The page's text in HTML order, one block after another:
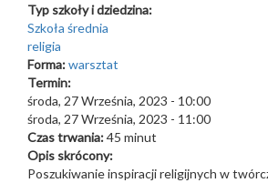
Typ szkoły i dziedzina:
Szkoła średnia
religia
Forma:warsztat
Termin:
środa, 27 Września, 2023 - 10:00
środa, 27 Września, 2023 - 11:00
Czas trwania:45 minut
Opis skrócony:
Poszukiwanie inspiracji religijnych w